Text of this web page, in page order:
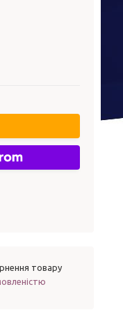
товару